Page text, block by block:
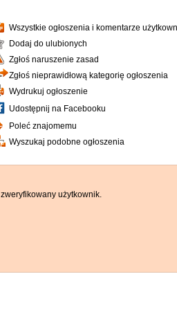
Wszystkie ogłoszenia i komentarze
Dodaj do ulubionych
Zgłoś naruszenie zasad
Zgłoś nieprawidłową kategorię ogłoszenia
Wydrukuj ogłoszenie
Udostępnij na Facebooku
Poleć znajomemu
Wyszukaj podobne ogłoszenia
użytkownik.